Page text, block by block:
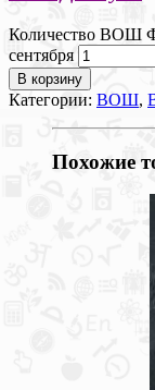
Количество ВОШ
сентября
В корзину
Категории: ВОШ,
Похожие